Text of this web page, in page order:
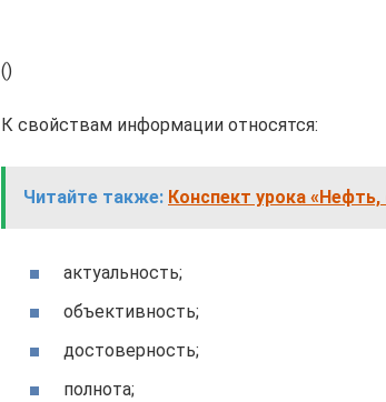
()
К свойствам информации относятся:
Читайте также: Конспект урока
актуальность;
объективность;
достоверность;
полнота;